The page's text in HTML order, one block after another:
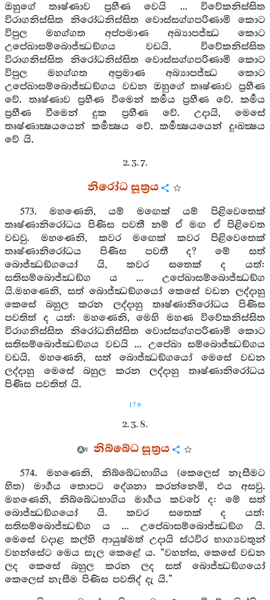
ඔහුගේ තෘෂ්ණාව ප්‍රහීණ වෙයි ... විවේකනිස්සිත
විරාගනිස්සිත නිරෝධනිස්සිත වොස්සග්ගපරිණාමි කොට
විපුල මහග්ගත අප්පමාණ අබ්‍යාපජ්ඣ කොට
උපේඛාසම්බොජ්ඣඞ්ගය වඩයි. විවේකනිස්සිත
විරාගනිස්සිත නිරෝධනිස්සිත වොස්සග්ගපරිණාමි කොට
විපුල මහග්ගත අප්‍රමාණ අබ්‍යාපජ්ඣ කොට
උපේඛාසම්බොජ්ඣඞ්ගය වඩන ඔහුගේ තෘෂ්ණාව ප්‍රහීණ
වේ. තෘෂ්ණාව ප්‍රහීණ වීමෙන් කර්‍මය ප්‍රහීණ වේ. කර්‍මය
ප්‍රහීණ වීමෙන් දුක ප්‍රහීණ වේ. උදායි, මෙසේ
තෘෂ්ණාක්‍ෂයයෙන් කර්‍මක්‍ෂය වේ. කර්‍මක්‍ෂයයෙන් දුඃඛක්‍ෂය
වේ යි.
2. 3. 7.
නිරෝධ සූත්‍රය
573. මහණෙනි, යම් මඟෙක් යම් පිළිවෙතෙක්
තෘෂ්ණානිරෝධය පිණිස පවතී නම් ඒ මඟ ඒ පිළිවෙත
වඩවු. මහණෙනි, කවර මඟෙක් කවර පිළිවෙතෙක්
තෘෂ්ණානිරෝධය පිණිස පවතී ද? මේ සත්
බොජ්ඣඞ්ගයෝ යි, කවර සතෙක් ද යත්:
සතිසම්බොජ්ඣඞ්ග ය ... උපේඛාසම්බොජ්ඣඞ්ග
යි.මහණෙනි, සත් බොජ්ඣඞ්ගයෝ කෙසේ වඩන ලද්දාහු
කෙසේ බහුල කරන ලද්දාහු තෘෂ්ණානිරෝධය පිණිස
පවතිත් ද යත්: මහණෙනි, මෙහි මහණ විවේකනිස්සිත
විරාගනිස්සිත නිරෝධනිස්සිත වොස්සග්ගපරිණාමි කොට
සතිසම්බොජ්ඣඞ්ගය වඩයි ... උපේඛා සම්බොජ්ඣඞ්ගය
වඩයි. මහණෙනි, සත් බොජ්ඣඞ්ගයෝ මෙසේ වඩන
ලද්දාහු මෙසේ බහුල කරන ලද්දාහු තෘෂ්ණානිරෝධය
පිණිස පවතිත් යි.
179
2. 3. 8.
නිබ්බේධ සූත්‍රය
574. මහණෙනි, නිබ්බේධභාගිය (කෙලෙස් නැසීමට
හිත) මාර්‍ගය තොපට දේශනා කරන්නෙමි, එය අසවු.
මහණෙනි, නිබ්බේධභාගිය මාර්‍ගය කවරේ ද: මේ සත්
බොජ්ඣඞ්ගයෝ යි. කවර සතෙක් ද යත්:
සතිසම්බොජ්ඣඞ්ග ය ... උපේඛාසම්බොජ්ඣඞ්ග යි.
මෙසේ වදාළ කල්හි ආයුෂ්මත් උදායි ස්ථවිර භාග්‍යවතුන්
වහන්සේට මෙය සැල කෙළේ ය. “වහන්ස, කෙසේ වඩන
ලද කෙසේ බහුල කරන ලද සත් බොජ්ඣඞ්ගයෝ
කෙලෙස් නැසීම පිණිස පවතිද් දැ යි.”